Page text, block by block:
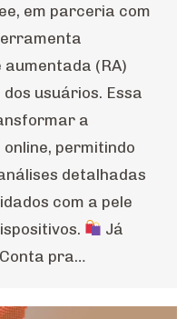
em parceria com
(RA)
usuários. Essa
a
permitindo
detalhadas
com a pele
Já
pra…